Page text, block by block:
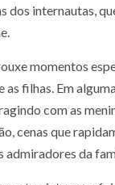
dos internautas,
momentos
as filhas. Em
com as
cenas que
admiradores da